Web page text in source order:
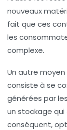
nouveaux
fait que ces
les
complexe.
Un autre
consiste à se
générées par
un stockage qui
conséquent,